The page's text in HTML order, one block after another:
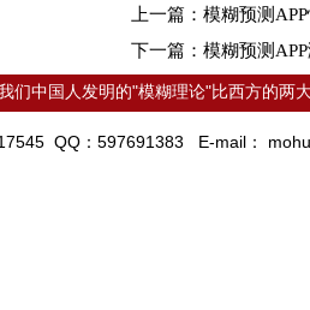
上一篇： 模糊预测
下一篇： 模糊预测
们中国人发明的"模糊理论"比西方的两
QQ：597691383 E-mail：